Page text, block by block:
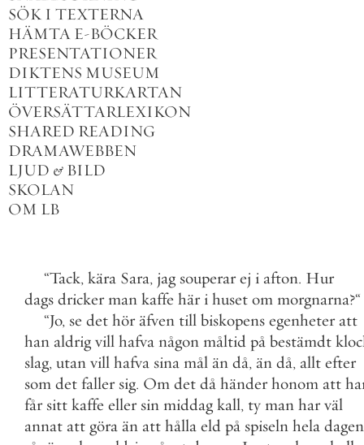
SÖK I TEXTERNA
HÄMTA E-BÖCKER
PRESENTATIONER
DIKTENS MUSEUM
LITTERATURKARTAN
ÖVERSÄTTARLEXIKON
SHARED READING
DRAMAWEBBEN
LJUD & BILD
SKOLAN
OM LB
“Tack, kära Sara, jag souperar ej i afton. Hur
dags dricker man kaffe här i huset om morgnarna?“
“Jo, se det hör äfven till biskopens egenheter att
han aldrig vill hafva någon måltid på bestämdt
slag, utan vill hafva sina mål än då, än då, allt efter
som det faller sig. Om det då händer honom att
får sitt kaffe eller sin middag kall, ty man har väl
annat att göra än att hålla eld på spiseln hela dagen